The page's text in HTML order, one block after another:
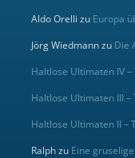
Aldo Orelli zu Europa
Jörg Wiedmannzu Die
Haltlose Ultimaten IV –
Haltlose Ultimaten III –
Haltlose Ultimaten II –
Ralphzu Eine